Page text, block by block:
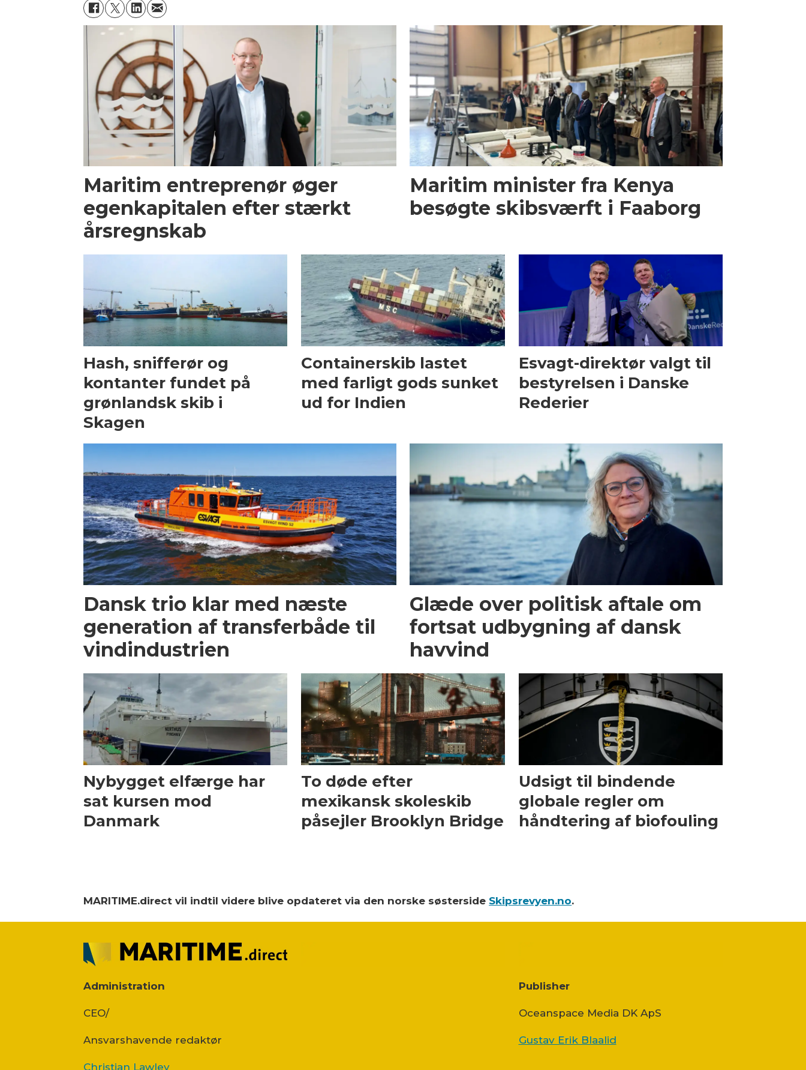
Maritim entreprenør øger
egenkapitalen efter stærkt
årsregnskab
Maritim minister fra Kenya
besøgte skibsværft i Faaborg
Hash, snifferør og
kontanter fundet på
grønlandsk skib i
Skagen
Containerskib lastet
med farligt gods sunket
ud for Indien
Esvagt-direktør valgt til
bestyrelsen i Danske
Rederier
Dansk trio klar med næste
generation af transferbåde til
vindindustrien
Glæde over politisk aftale om
fortsat udbygning af dansk
havvind
Nybygget elfærge har
sat kursen mod
Danmark
To døde efter
mexikansk skoleskib
påsejler Brooklyn Bridge
Udsigt til bindende
globale regler om
håndtering af biofouling
MARITIME.direct vil indtil videre blive opdateret via den norske søsterside Skipsrevyen.no.
Administration
CEO/
Ansvars­havende redaktør
Christian Lawley
Publisher
Oceanspace Media DK ApS
Gustav Erik Blaalid